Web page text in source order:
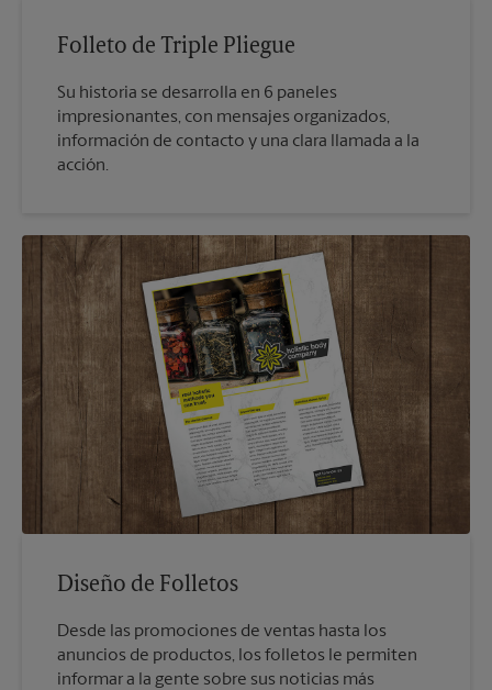
Folleto de Triple Pliegue
Su historia se desarrolla en 6 paneles
impresionantes, con mensajes organizados,
información de contacto y una clara llamada a la
acción.
Diseño de Folletos
Desde las promociones de ventas hasta los
anuncios de productos, los folletos le permiten
informar a la gente sobre sus noticias más